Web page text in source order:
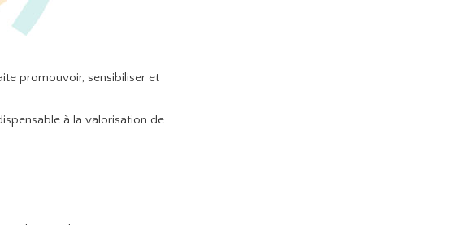
promouvoir, sensibiliser et
à la valorisation de